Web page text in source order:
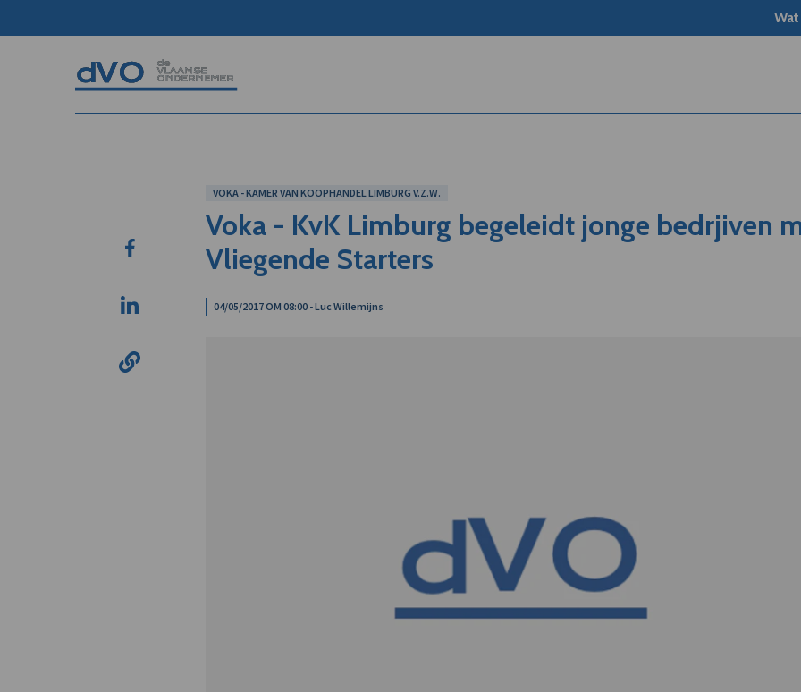
VOKA - KAMER VAN KOOPHANDEL LIMBURG V.Z.W.
Voka - KvK Limburg begeleidt jonge bedrjiven
Vliegende Starters
04/05/2017 OM 08:00 - Luc Willemijns